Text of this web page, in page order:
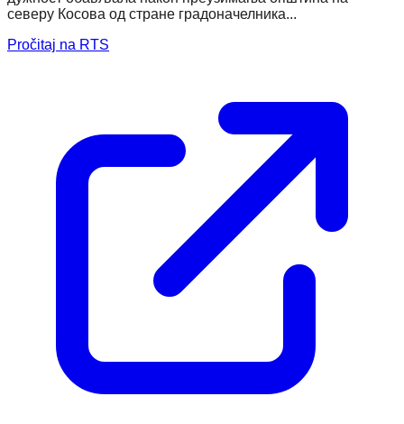
северу Косова од стране градоначелника...
Pročitaj na RTS